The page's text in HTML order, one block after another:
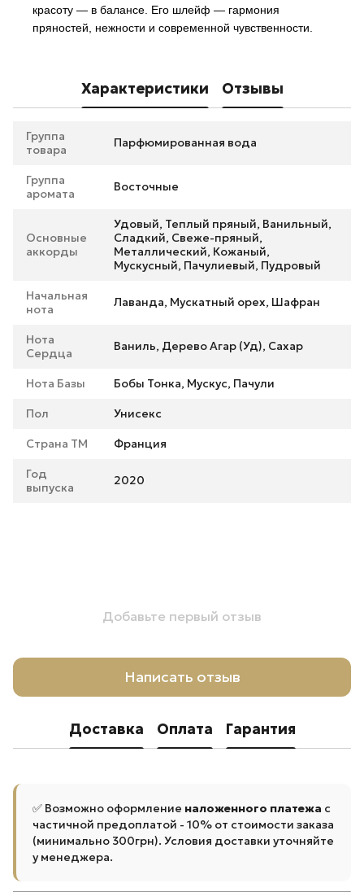
красоту — в балансе. Его шлейф — гармония
пряностей, нежности и современной чувственности.
Характеристики Отзывы
Группа
товара
Парфюмированная вода
Группа
аромата
Восточные
Основные
аккорды
Удовый, Теплый пряный, Ванильный,
Сладкий, Свеже-пряный,
Металлический, Кожаный,
Мускусный, Пачулиевый, Пудровый
Начальная
нота
Лаванда, Мускатный орех, Шафран
Нота
Сердца
Ваниль, Дерево Агар (Уд), Сахар
Нота Базы Бобы Тонка, Мускус, Пачули
Пол Унисекс
Страна ТМ Франция
Год
выпуска
2020
Добавьте первый отзыв
Написать отзыв
Доставка Оплата Гарантия
✅ Возможно оформление наложенного платежа с
частичной предоплатой - 10% от стоимости заказа
(минимально 300грн). Условия доставки уточняйте
у менеджера.